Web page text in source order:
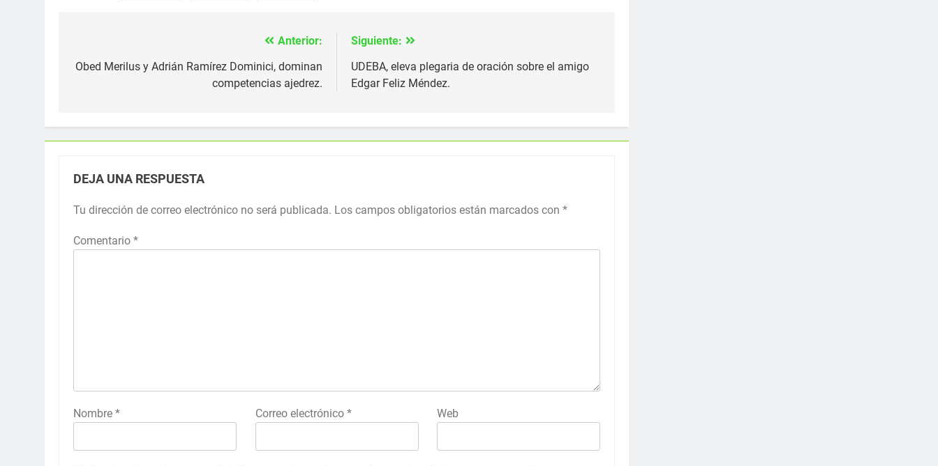
de
Anterior:
Obed Merilus y Adrián Ramírez Dominici, dominan
competencias ajedrez.
Siguiente:
UDEBA, eleva plegaria de oración sobre el amigo
Edgar Feliz Méndez.
DEJA UNA RESPUESTA
Tu dirección de correo electrónico no será publicada. Los campos obligatorios están marcados con *
Comentario *
Nombre * Correo electrónico * Web